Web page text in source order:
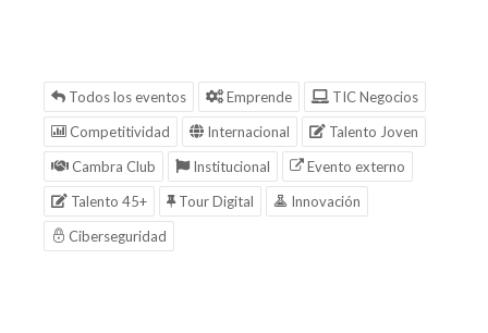
Todos los eventos Emprende
TIC Negocios
Competitividad
Internacional
Talento Joven
Cambra Club
Institucional
Evento externo
Talento 45+
Tour Digital
Innovación
Ciberseguridad